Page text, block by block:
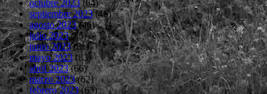
octubre 2023(64)
septiembre 2023(46)
agosto 2023(46)
julio 2023(75)
junio 2023(81)
mayo 2023(83)
abril 2023(66)
marzo 2023(62)
febrero 2023(63)